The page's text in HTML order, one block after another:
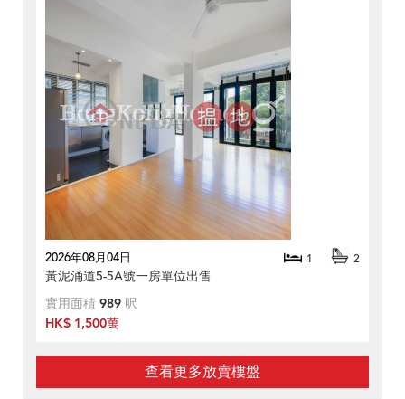
2026年08月04日 1 2
黃泥涌道5-5A號一房單位出售
實用面積 989 呎
HK$ 1,500萬
查看更多放賣樓盤